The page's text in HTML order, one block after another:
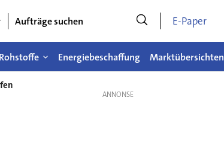
Aufträge suchen E-Paper
Rohstoffe Energiebeschaffung Marktübersichten